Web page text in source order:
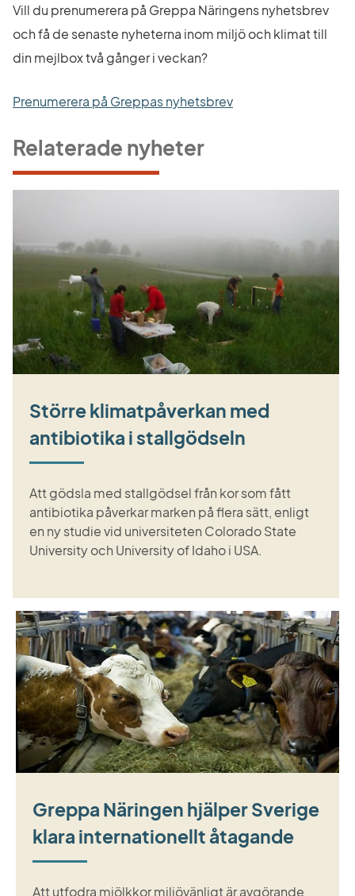
Vill du prenumerera på Greppa Näringens nyhetsbrev
och få de senaste nyheterna inom miljö och klimat till
din mejlbox två gånger i veckan?
Prenumerera på Greppas nyhetsbrev
Relaterade nyheter
Större klimatpåverkan med
antibiotika i stallgödseln
Att gödsla med stallgödsel från kor som fått
antibiotika påverkar marken på flera sätt, enligt
en ny studie vid universiteten Colorado State
University och University of Idaho i USA.
Greppa Näringen hjälper Sverige
klara internationellt åtagande
Att utfodra mjölkkor miljövänligt är avgörande